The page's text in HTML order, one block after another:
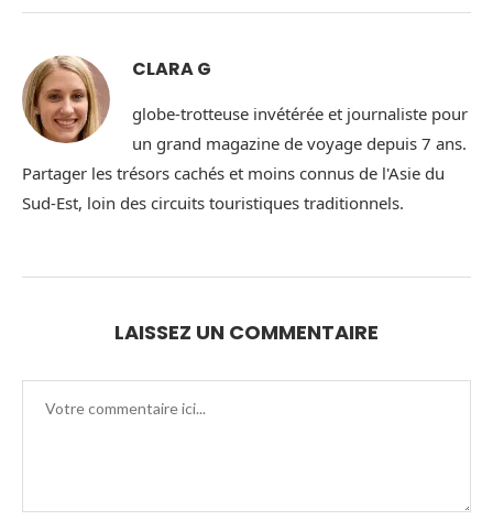
CLARA G
globe-trotteuse invétérée et journaliste pour
un grand magazine de voyage depuis 7 ans.
Partager les trésors cachés et moins connus de l'Asie du
Sud-Est, loin des circuits touristiques traditionnels.
LAISSEZ UN COMMENTAIRE